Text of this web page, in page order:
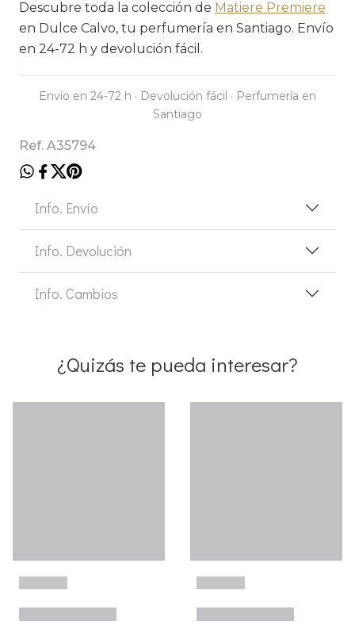
Descubre toda la colección de Matiere Premiere
en Dulce Calvo, tu perfumería en Santiago. Envío
en 24-72 h y devolución fácil.
Envío en 24-72 h · Devolución fácil · Perfumería en
Santiago
Ref. A35794
Info. Envío
Info. Devolución
Info. Cambios
¿Quizás te pueda interesar?